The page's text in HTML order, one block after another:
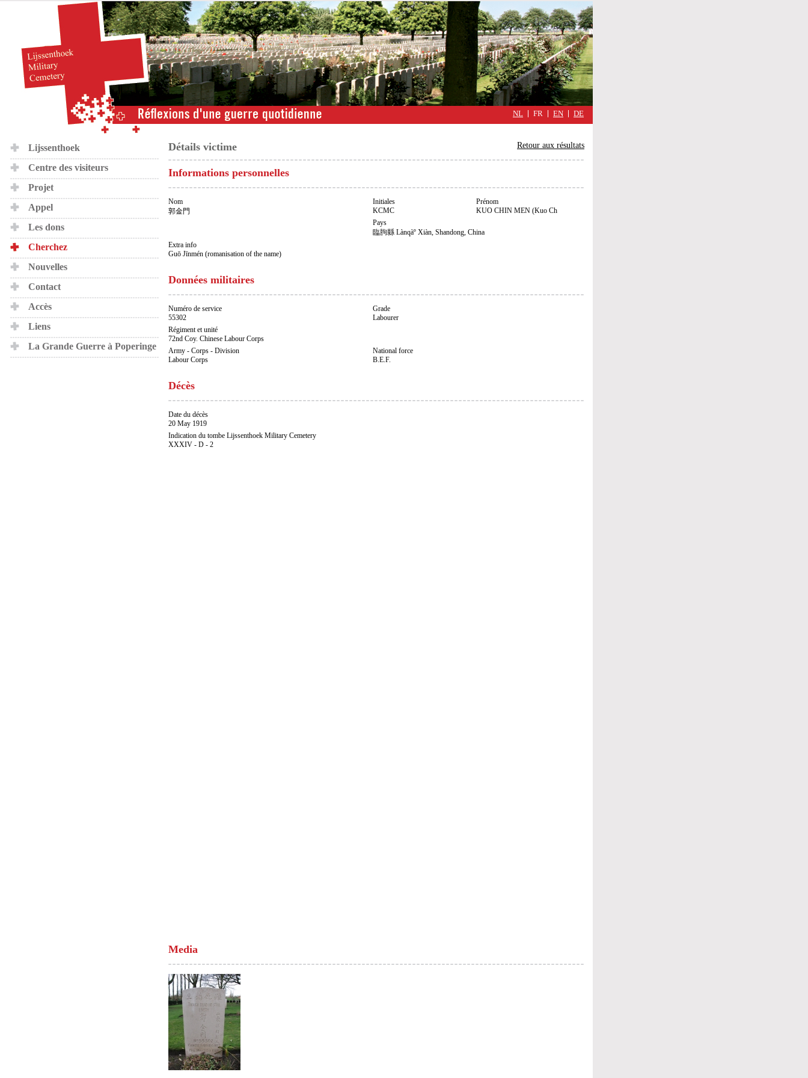
military
cimmetary,
Réflexions
d'une
quotidienne
NL FR EN DE
Lijssenthoek
Centre des visiteurs
Projet
Appel
Les dons
Cherchez
Nouvelles
Contact
Accès
Liens
La Grande Guerre à Poperinge
Retour aux résultats
Détails victime
Informations personnelles
Nom
郭金門
Initiales
KCMC
Prénom
KUO CHIN MEN (Kuo Ch
Pays
臨胊縣 Là­nqàº Xiàn, Shandong, China
Extra info
Guō Jīnmén (romanisation of the name)
Données militaires
Numéro de service
55302
Grade
Labourer
Régiment et unité
72nd Coy. Chinese Labour Corps
Army - Corps - Division
Labour Corps
National force
B.E.F.
Décès
Date du décès
20 May 1919
Indication du tombe Lijssenthoek Military Cemetery
XXXIV - D - 2
Media